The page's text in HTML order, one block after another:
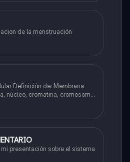
de la menstruación
núcleo, cromatina, cromosoma
presentación sobre el sistema